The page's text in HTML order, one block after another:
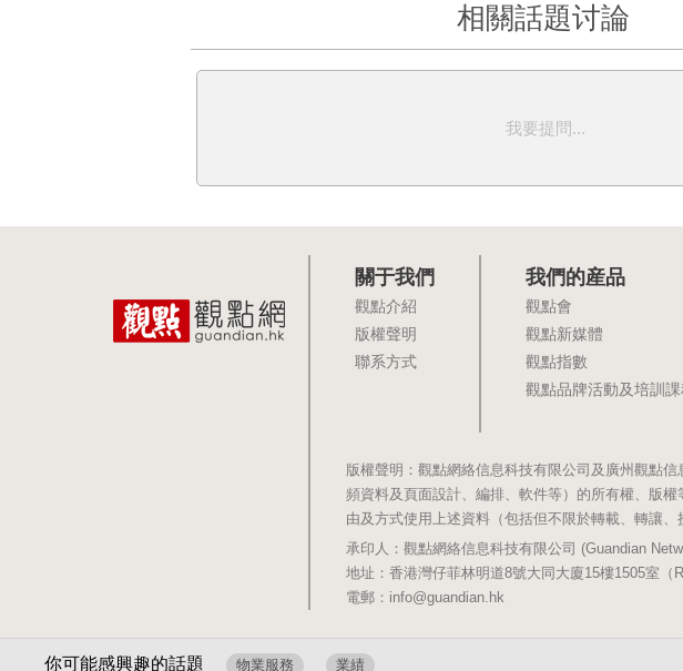
相關話題讨論
我要提問...
你可能感興趣的話題 物業服務 業績
關于我們
觀點介紹
版權聲明
聯系方式
我們的産品
觀點會
觀點新媒體
觀點指數
觀點品牌活動及培訓課
版權聲明：觀點網絡信息科技有限公司及廣州觀點
頻資料及頁面設計、編排、軟件等）的所有權、版
由及方式使用上述資料（包括但不限於轉載、轉讓
承印人：觀點網絡信息科技有限公司 (Guandian
地址：香港灣仔菲林明道8號大同大廈15樓1505室（
電郵：info@guandian.hk